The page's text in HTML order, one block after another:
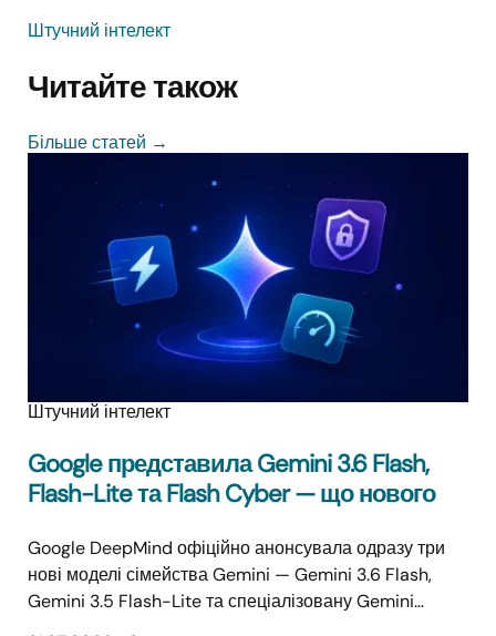
Штучний інтелект
Читайте також
Більше статей →
Штучний інтелект
Google представила Gemini 3.6 Flash,
Flash-Lite та Flash Cyber — що нового
Google DeepMind офіційно анонсувала одразу три
нові моделі сімейства Gemini — Gemini 3.6 Flash,
Gemini 3.5 Flash-Lite та спеціалізовану Gemini…